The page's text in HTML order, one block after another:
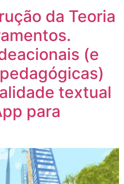
da Teoria
(e
textual
para